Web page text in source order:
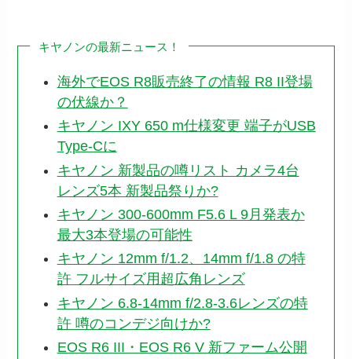
キヤノンの最新ニュース！
海外でEOS R8販売終了の情報 R8 II登場
の伏線か？
キヤノン IXY 650 m仕様変更 端子がUSB
Type-Cに
キヤノン 新製品の噂リスト カメラ4台
レンズ5本 新製品祭りか?
キヤノン 300-600mm F5.6 L 9月発表か
最大3本登場の可能性
キヤノン 12mm f/1.2、14mm f/1.8 の特
許 フルサイズ用超広角レンズ
キヤノン 6.8-14mm f/2.8-3.6レンズの特
許 噂のコンデジ向けか?
EOS R6 III・EOS R6 V 新ファーム公開